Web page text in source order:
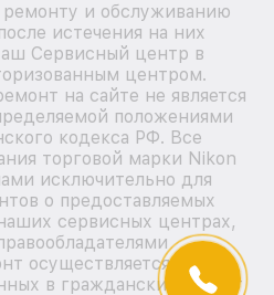
ремонту и обслуживанию
истечения на них
Сервисный центр в
центром.
на сайте не является
положениями
кодекса РФ. Все
торговой марки Nikon
исключительно для
о предоставляемых
сервисных центрах,
осуществляется для
в гражданский оборот